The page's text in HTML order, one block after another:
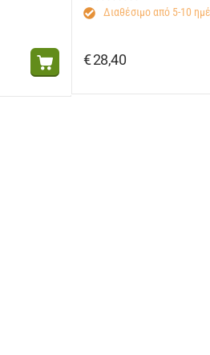
Διαθέσιμο από 5-10
€28,40